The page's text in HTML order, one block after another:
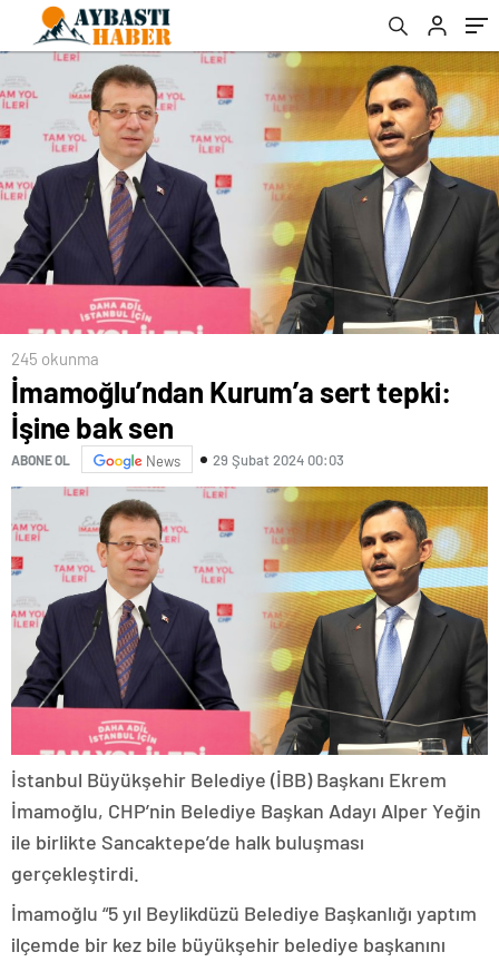
245 okunma
İmamoğlu’ndan Kurum’a sert tepki:
İşine bak sen
ABONE OL News 29 Şubat 2024 00:03
İstanbul Büyükşehir Belediye (İBB) Başkanı Ekrem
İmamoğlu, CHP’nin Belediye Başkan Adayı Alper Yeğin
ile birlikte Sancaktepe’de halk buluşması
gerçekleştirdi.
İmamoğlu “5 yıl Beylikdüzü Belediye Başkanlığı yaptım
ilçemde bir kez bile büyükşehir belediye başkanını